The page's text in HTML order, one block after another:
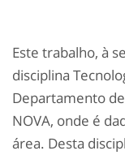
Este trabalho, à
disciplina
Departamento
NOVA, onde é
área. Desta